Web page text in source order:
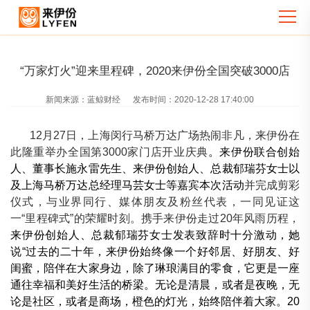
“万家灯火”迎来里程碑，2020来伊份全国突破3000店
新闻来源： 蓝鲸财经 发布时间： 2020-12-28 17:40:00
12月27日，上海闵行马桥万达广场热闹非凡，来伊份在
此隆重举办全国第3000家门店开业庆典。来伊份联合创始
人、董事长施永雷先生、来伊份创始人、总裁郁瑞芬女士以
及上海马桥万达总经理马芸女士等嘉宾本次活动并完成剪彩
仪式，与业界同行、媒体朋友及粉丝代表，一同见证这
一“里程碑式”的荣耀时刻。携手来伊份走过20年风雨历程，
来伊份创始人、总裁郁瑞芬女士发表致辞时十分激动，她
说“过去的二十年，来伊份始终像一个好邻居、好朋友、好
闺蜜，陪伴在大家身边，除了琳琅满目的零食，它更是一座
通往幸福和美好生活的桥梁。无论是清晨，或者是夜晚，无
论是社区，或者是商场，橙色的灯光，始终陪伴着大家。20